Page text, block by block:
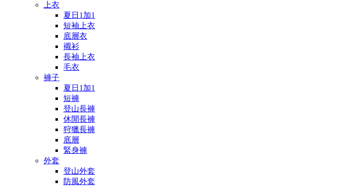
上衣
夏日1加1
短袖上衣
底層衣
襯衫
長袖上衣
毛衣
褲子
夏日1加1
短褲
登山長褲
休閒長褲
狩獵長褲
底層
緊身褲
外套
登山外套
防風外套